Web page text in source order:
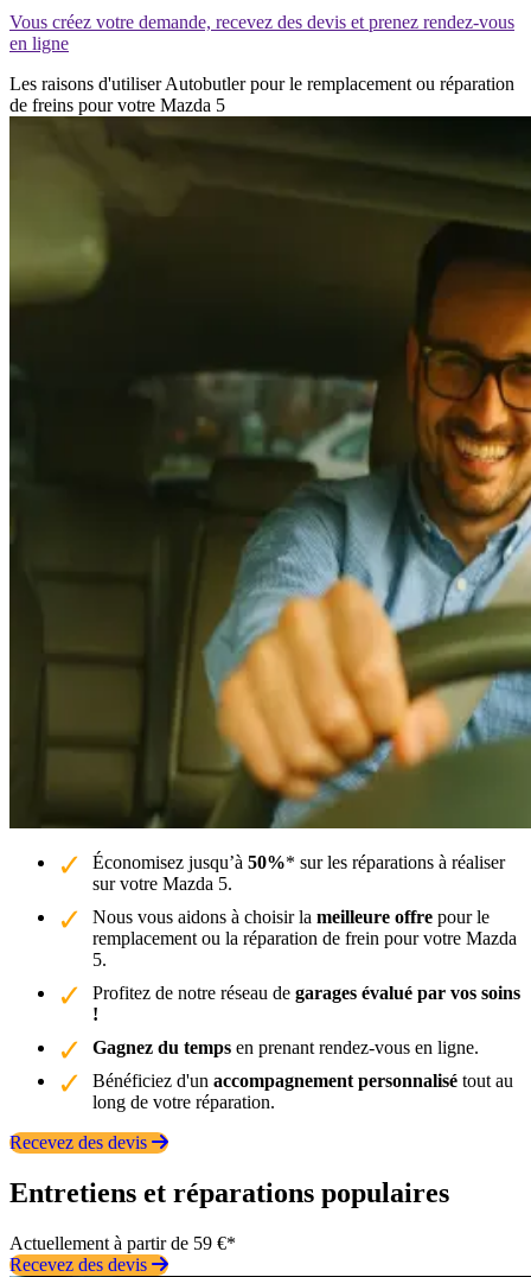
Vous créez votre demande, recevez des devis et prenez rendez-vous
en ligne
Les raisons d'utiliser Autobutler pour le remplacement ou réparation
de freins pour votre Mazda 5
Économisez jusqu’à 50%* sur les réparations à réaliser
sur votre Mazda 5.
Nous vous aidons à choisir la meilleure offre pour le
remplacement ou la réparation de frein pour votre Mazda
5.
Profitez de notre réseau de garages évalué par vos soins
!
Gagnez du temps en prenant rendez-vous en ligne.
Bénéficiez d'un accompagnement personnalisé tout au
long de votre réparation.
Recevez des devis
Entretiens et réparations populaires
Actuellement à partir de 59 €*
Recevez des devis